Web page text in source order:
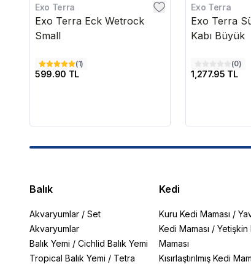
Exo Terra
Exo Terra Eck Wetrock
Small
(1)
599.90 TL
Exo Terra
Exo Terra
Kabı Büyük
(0)
1,277.95 TL
Balık
Akvaryumlar / Set
Akvaryumlar
Balık Yemi / Cichlid Balık Yemi
Tropical Balık Yemi / Tetra
Kedi
Kuru Kedi Maması /
Kedi Maması / Yetişkin
Maması
Kısırlaştırılmış Kedi